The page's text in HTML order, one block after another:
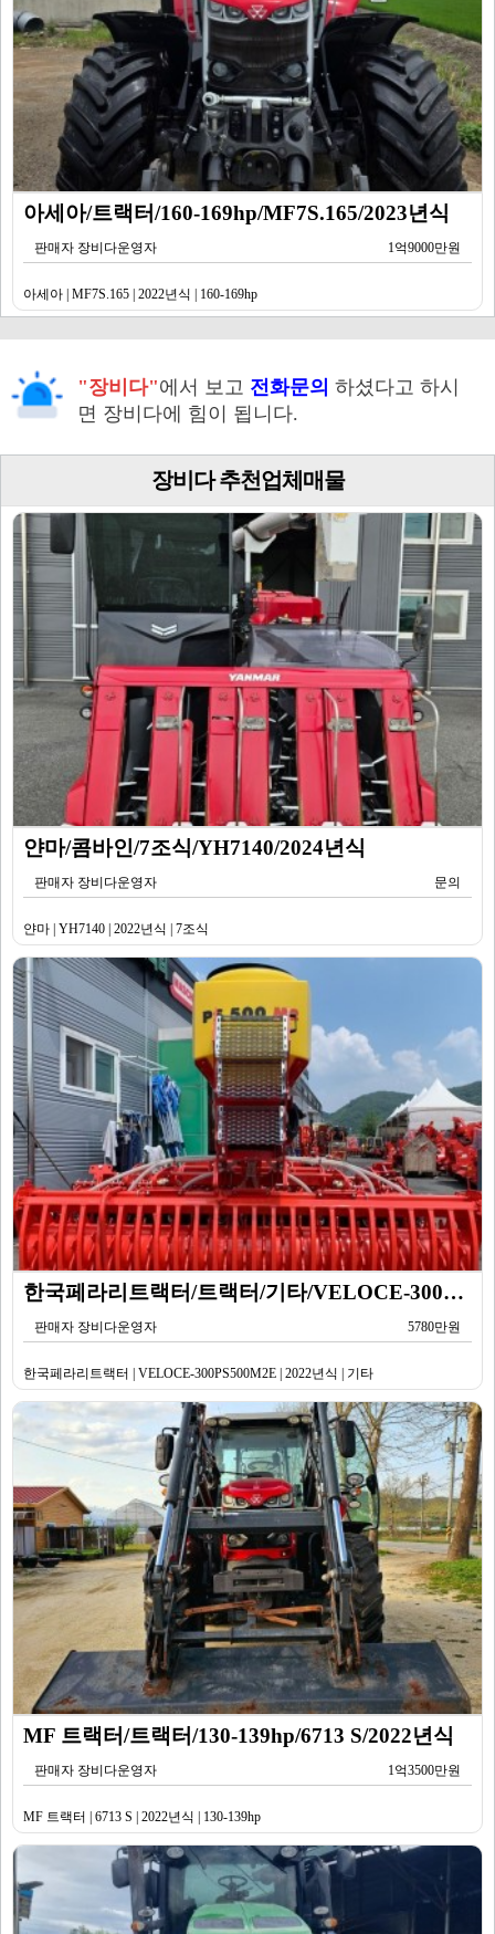
아세아/트랙터/160-169hp/MF7S.165/2023년식
판매자 장비다운영자 1억9000만원
아세아 | MF7S.165 | 2022년식 | 160-169hp
"장비다"에서 보고 전화문의 하셨다고 하시
면 장비다에 힘이 됩니다.
장비다 추천업체매물
얀마/콤바인/7조식/YH7140/2024년식
판매자 장비다운영자 문의
얀마 | YH7140 | 2022년식 | 7조식
한국페라리트랙터/트랙터/기타/VELOCE-300PS500M2E/2022년식
판매자 장비다운영자 5780만원
한국페라리트랙터 | VELOCE-300PS500M2E | 2022년식 | 기타
MF 트랙터/트랙터/130-139hp/6713 S/2022년식
판매자 장비다운영자 1억3500만원
MF 트랙터 | 6713 S | 2022년식 | 130-139hp